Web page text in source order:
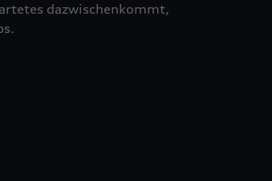
dazwischenkommt,